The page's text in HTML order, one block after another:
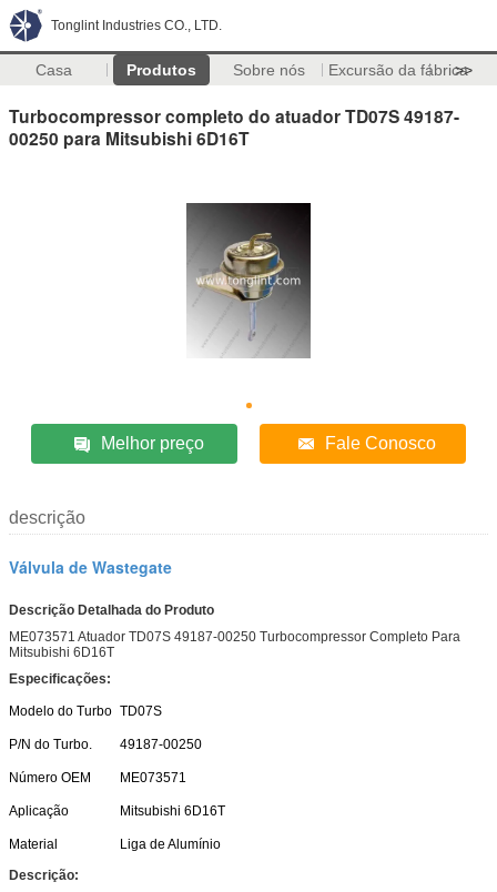
Tonglint Industries CO., LTD.
Casa Produtos Sobre nós Excursão da fábrica
>>
Turbocompressor completo do atuador TD07S 49187-
00250 para Mitsubishi 6D16T
Melhor preço Fale Conosco
descrição
Válvula de Wastegate
Descrição Detalhada do Produto
ME073571 Atuador TD07S 49187-00250 Turbocompressor Completo Para
Mitsubishi 6D16T
Especificações:
Modelo do Turbo TD07S
P/N do Turbo. 49187-00250
Número OEM ME073571
Aplicação Mitsubishi 6D16T
Material
Liga de Alumínio
Descrição: